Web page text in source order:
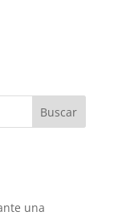
una